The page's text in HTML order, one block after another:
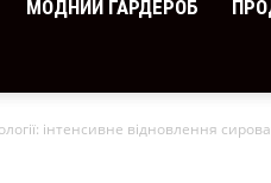
МОДНИЙ ГАРДЕРОБ
інтенсивне відновлення